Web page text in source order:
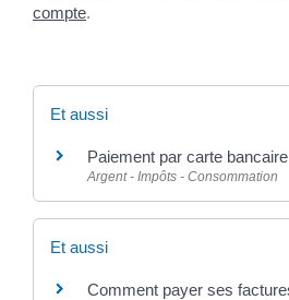
compte.
Et aussi
Paiement par carte bancaire
Argent - Impôts - Consommation
Et aussi
Comment payer ses